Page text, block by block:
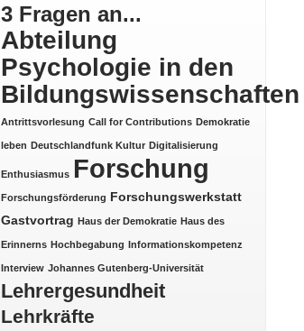
3 Fragen an...
Abteilung
Psychologie in den
Bildungswissenschaften
Antrittsvorlesung Call for Contributions Demokratie
leben Deutschlandfunk Kultur Digitalisierung
Enthusiasmus Forschung
Forschungsförderung
Forschungswerkstatt
Gastvortrag Haus der Demokratie Haus des
Erinnerns Hochbegabung Informationskompetenz
Interview Johannes Gutenberg-Universität
Lehrergesundheit
Lehrkräfte